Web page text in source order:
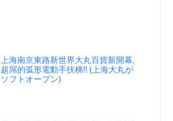
上海南京東路新世界大丸百貨新開幕,
超屌的弧形電動手扶梯!! (上海大丸が
ソフトオープン)